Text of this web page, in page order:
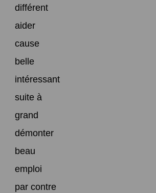
différent
aider
cause
belle
intéressant
suite à
grand
démonter
beau
emploi
par contre